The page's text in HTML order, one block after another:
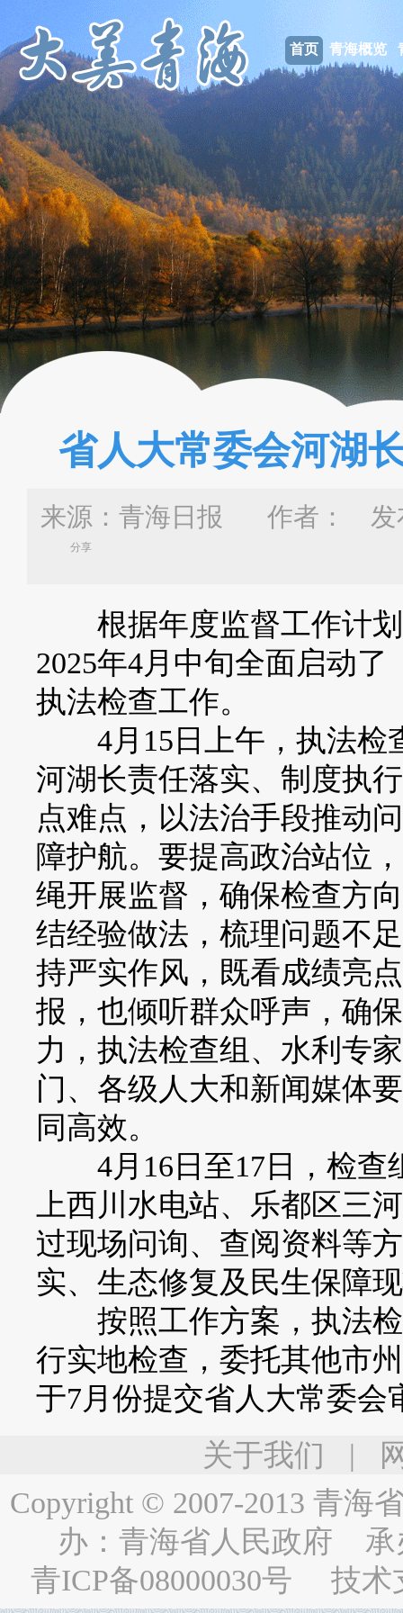
首页 青海概览
省人大常委会河湖
来源：青海日报 作者： 发
分享
根据年度监督工作计划
2025年4月中旬全面启动
执法检查工作。
4月15日上午，执法检
河湖长责任落实、制度执
点难点，以法治手段推动
障护航。要提高政治站位
绳开展监督，确保检查方
结经验做法，梳理问题不
持严实作风，既看成绩亮
报，也倾听群众呼声，确
力，执法检查组、水利专
门、各级人大和新闻媒体
同高效。
4月16日至17日，检查
上西川水电站、乐都区三
过现场问询、查阅资料等
实、生态修复及民生保障
按照工作方案，执法检
行实地检查，委托其他市
于7月份提交省人大常委会
关于我们 |
Copyright © 2007-2013 青海
办： 青海省人民政府 承
青ICP备08000030号 技术